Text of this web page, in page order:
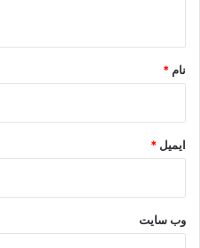
نام *
ایمیل *
وب‌ سایت